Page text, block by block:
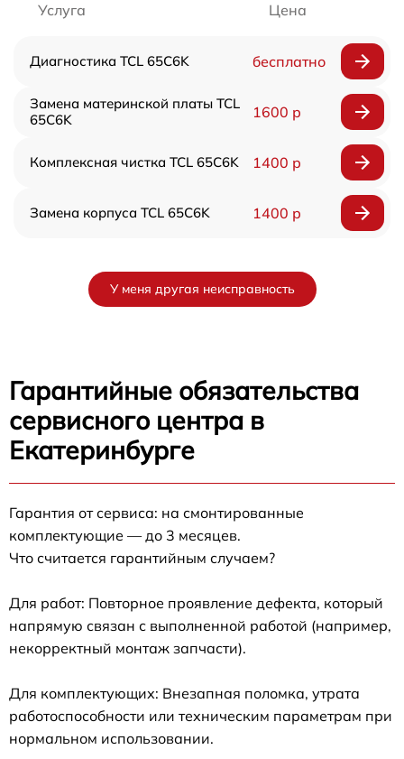
Услуга Цена
Диагностика TCL 65C6K бесплатно
Замена материнской платы TCL
65C6K
1600 р
Комплексная чистка TCL 65C6K 1400 р
Замена корпуса TCL 65C6K 1400 р
У меня другая неисправность
Гарантийные обязательства
сервисного центра в
Екатеринбурге
Гарантия от сервиса: на смонтированные
комплектующие — до 3 месяцев.
Что считается гарантийным случаем?
Для работ: Повторное проявление дефекта, который
напрямую связан с выполненной работой (например,
некорректный монтаж запчасти).
Для комплектующих: Внезапная поломка, утрата
работоспособности или техническим параметрам при
нормальном использовании.